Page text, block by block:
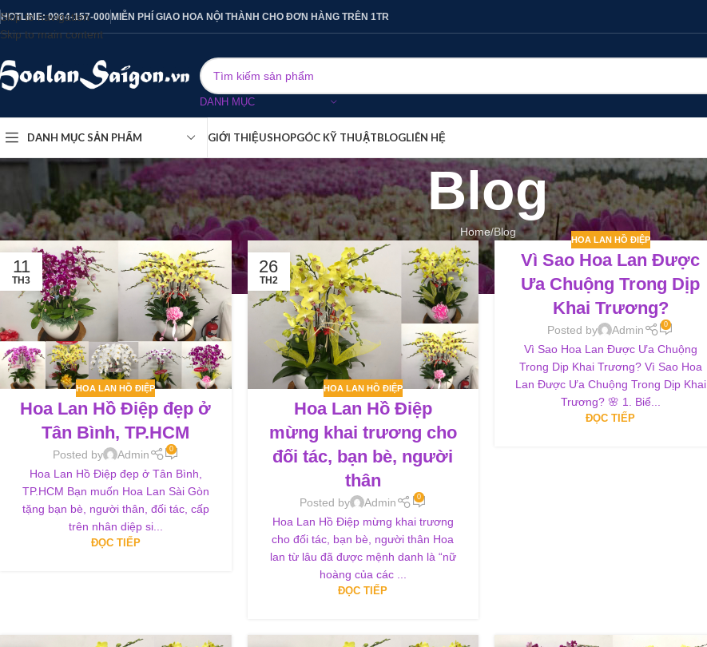
Skip to navigation
Skip to main content
HOTLINE: 0964-157-000MIỄN PHÍ GIAO HOA NỘI THÀNH CHO ĐƠN HÀNG TRÊN 1TR
DANH MỤC
DANH MỤC SẢN PHẨM GIỚI THIỆUSHOPGÓC KỸ THUẬTBLOGLIÊN HỆ
Blog
Home Blog
11
TH3
HOA LAN HỒ ĐIỆP
Hoa Lan Hồ Điệp đẹp ở
Tân Bình, TP.HCM
Posted by Admin 0
Hoa Lan Hồ Điệp đẹp ở Tân Bình,
TP.HCM Bạn muốn Hoa Lan Sài Gòn
tặng bạn bè, người thân, đối tác, cấp
trên nhân diệp si...
ĐỌC TIẾP
26
TH2
HOA LAN HỒ ĐIỆP
Hoa Lan Hồ Điệp
mừng khai trương cho
đối tác, bạn bè, người
thân
Posted by Admin 0
Hoa Lan Hồ Điệp mừng khai trương
cho đối tác, bạn bè, người thân Hoa
lan từ lâu đã được mệnh danh là “nữ
hoàng của các ...
ĐỌC TIẾP
HOA LAN HỒ ĐIỆP
Vì Sao Hoa Lan Được
Ưa Chuộng Trong Dịp
Khai Trương?
Posted by Admin 0
Vì Sao Hoa Lan Được Ưa Chuộng
Trong Dịp Khai Trương? Vì Sao Hoa
Lan Được Ưa Chuộng Trong Dịp Khai
Trương? 🌸 1. Biể...
ĐỌC TIẾP